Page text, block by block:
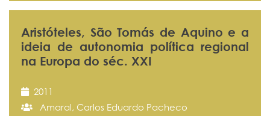
Aristóteles, São Tomás de Aquino e a
ideia de autonomia política regional
na Europa do séc. XXI
2011
Amaral, Carlos Eduardo Pacheco